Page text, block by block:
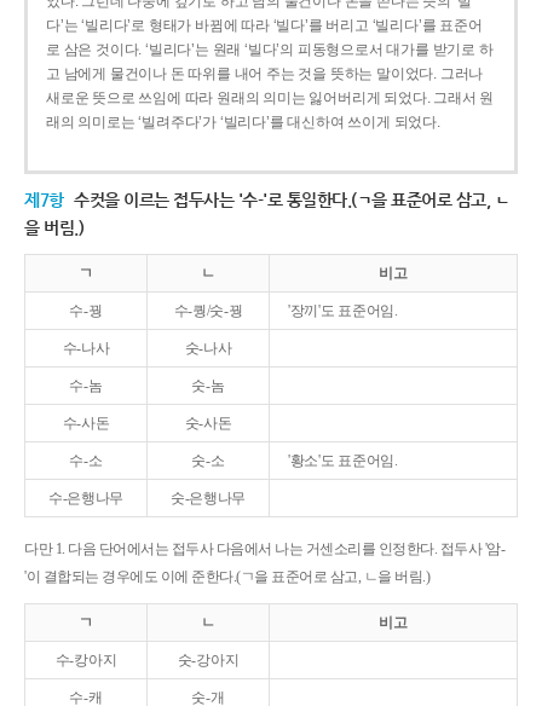
다’는 ‘빌리다’로 형태가 바뀜에 따라 ‘빌다’를 버리고 ‘빌리다’를 표준어
로 삼은 것이다. ‘빌리다’는 원래 ‘빌다’의 피동형으로서 대가를 받기로 하
고 남에게 물건이나 돈 따위를 내어 주는 것을 뜻하는 말이었다. 그러나
새로운 뜻으로 쓰임에 따라 원래의 의미는 잃어버리게 되었다. 그래서 원
래의 의미로는 ‘빌려주다’가 ‘빌리다’를 대신하여 쓰이게 되었다.
제7항 수컷을 이르는 접두사는 '수-'로 통일한다.(ㄱ을 표준어로 삼고, ㄴ
을 버림.)
ㄱ ㄴ 비고
수-꿩 수-퀑/숫-꿩 '장끼'도 표준어임.
수-나사 숫-나사
수-놈 숫-놈
수-사돈 숫-사돈
수-소 숫-소 '황소'도 표준어임.
수-은행나무 숫-은행나무
다만 1. 다음 단어에서는 접두사 다음에서 나는 거센소리를 인정한다. 접두사 '암-
'이 결합되는 경우에도 이에 준한다.(ㄱ을 표준어로 삼고, ㄴ을 버림.)
ㄱ ㄴ 비고
수-캉아지 숫-강아지
수-캐 숫-개